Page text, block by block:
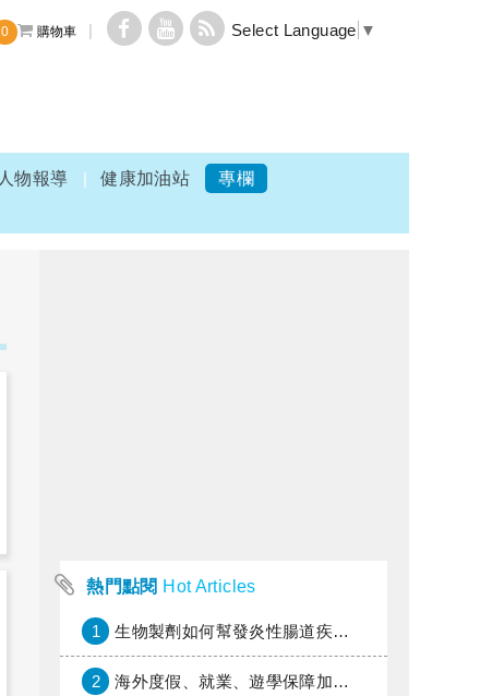
0 購物車 Select Language ▼
人物報導 健康加油站
專欄
熱門點閱 Hot Articles
1 生物製劑如何幫發炎性腸道疾病患者抗潰瘍？治療進展與健保給付困境一次看
2 海外度假、就業、遊學保障加倍，富邦產險「一期逐夢」專案加碼遠距醫療與緊急救援